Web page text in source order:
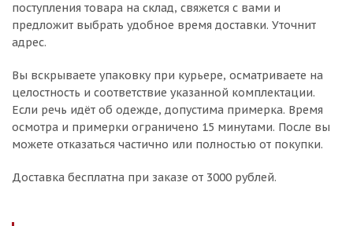
поступления товара на склад, свяжется с вами и
предложит выбрать удобное время доставки. Уточнит
адрес.
Вы вскрываете упаковку при курьере, осматриваете на
целостность и соответствие указанной комплектации.
Если речь идёт об одежде, допустима примерка. Время
осмотра и примерки ограничено 15 минутами. После вы
можете отказаться частично или полностью от покупки.
Доставка бесплатна при заказе от 3000 рублей.